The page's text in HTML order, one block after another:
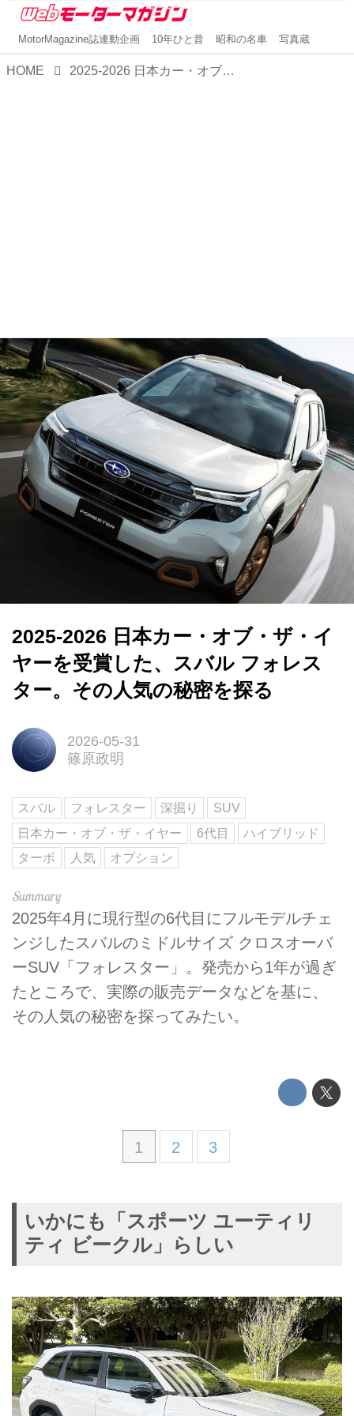
MotorMagazine誌連動企画 10年ひと昔 昭和の名車 写真蔵
HOME 2025-2026 日本カー・オブ・ザ・イヤーを受賞した、スバル フォレスター。その人気の秘密を探る
2025-2026 日本カー・オブ・ザ・イ
ヤーを受賞した、スバル フォレス
ター。その人気の秘密を探る
2026-05-31
篠原政明
スバル フォレスター 深掘り
SUV
日本カー・オブ・ザ・イヤー
6代目
ハイブリッド
ターボ
人気 オプション
2025年4月に現行型の6代目にフルモデルチェ
ンジしたスバルのミドルサイズ クロスオーバ
ーSUV「フォレスター」。発売から1年が過ぎ
たところで、実際の販売データなどを基に、
その人気の秘密を探ってみたい。
1 2 3
いかにも「スポーツ ユーティリ
ティ ビークル」らしい